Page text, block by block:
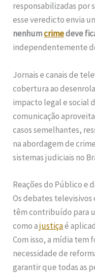
responsabilizadas por
esse veredicto envia
nenhumcrimedeve
independentemente
Jornais e canais de
cobertura ao
impacto legal e social
comunicação
casos semelhantes,
na abordagem de
sistemas judiciais no
Reações do Público e
Os debates
têm contribuído para
como ajustiçaé
Com isso, a mídia tem
necessidade de
garantir que todas as